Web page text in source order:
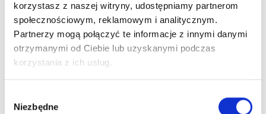
korzystasz z naszej witryny, udostępniamy partnerom
społecznościowym, reklamowym i analitycznym.
Partnerzy mogą połączyć te informacje z innymi danymi
otrzymanymi od Ciebie lub uzyskanymi podczas
korzystania z ich usług.
zgody
Niezbędne